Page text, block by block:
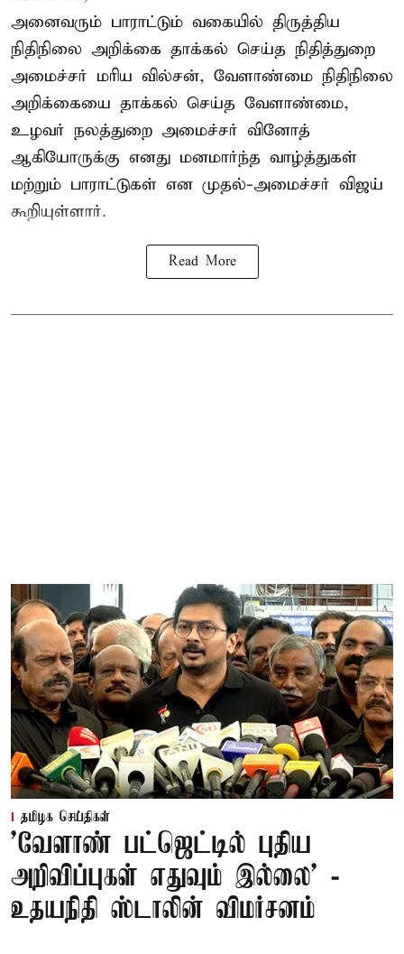
அனைவரும் பாராட்டும் வகையில் திருத்திய
நிதிநிலை அறிக்கை தாக்கல் செய்த நிதித்துறை
அமைச்சர் மரிய வில்சன், வேளாண்மை நிதிநிலை
அறிக்கையை தாக்கல் செய்த வேளாண்மை,
உழவர் நலத்துறை அமைச்சர் வினோத்
ஆகியோருக்கு எனது மனமார்ந்த வாழ்த்துகள்
மற்றும் பாராட்டுகள் என முதல்-அமைச்சர் விஜய்
கூறியுள்ளார்.
Read More
தமிழக செய்திகள்
'வேளாண் பட்ஜெட்டில் புதிய
அறிவிப்புகள் எதுவும் இல்லை' -
உதயநிதி ஸ்டாலின் விமர்சனம்